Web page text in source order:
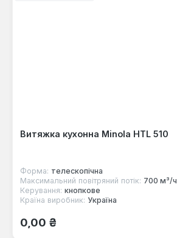
Витяжка кухонна Minola HTL 510
Форма: телескопічна
Максимальний повітряний потік: 700 м³/ч
Керування: кнопкове
Країна виробник: Україна
Звичайна ціна:
0,00 ₴